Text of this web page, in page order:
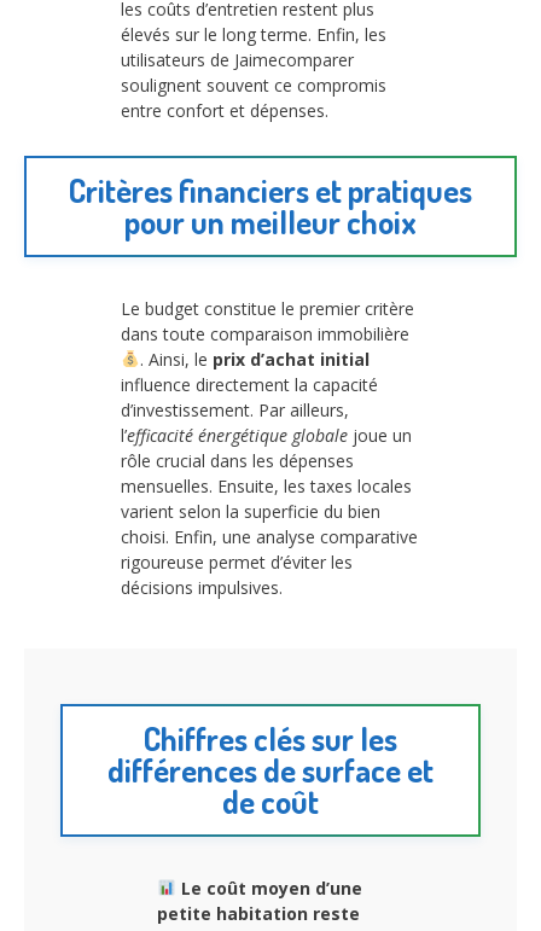
les coûts d’entretien restent plus
élevés sur le long terme. Enfin, les
utilisateurs de Jaimecomparer
soulignent souvent ce compromis
entre confort et dépenses.
Critères financiers et pratiques
pour un meilleur choix
Le budget constitue le premier critère
dans toute comparaison immobilière
. Ainsi, le prix d’achat initial
influence directement la capacité
d’investissement. Par ailleurs,
l’efficacité énergétique globale joue un
rôle crucial dans les dépenses
mensuelles. Ensuite, les taxes locales
varient selon la superficie du bien
choisi. Enfin, une analyse comparative
rigoureuse permet d’éviter les
décisions impulsives.
Chiffres clés sur les
différences de surface et
de coût
Le coût moyen d’une
petite habitation reste